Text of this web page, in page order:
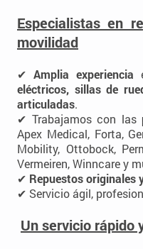
Especialistas en
movilidad
✔ Amplia experiencia
eléctricos, sillas de
articuladas.
✔ Trabajamos con las
Apex Medical, Forta,
Mobility, Ottobock,
Vermeiren, Winncare y
✔ Repuestos originales
✔ Servicio ágil,
Un servicio rápido